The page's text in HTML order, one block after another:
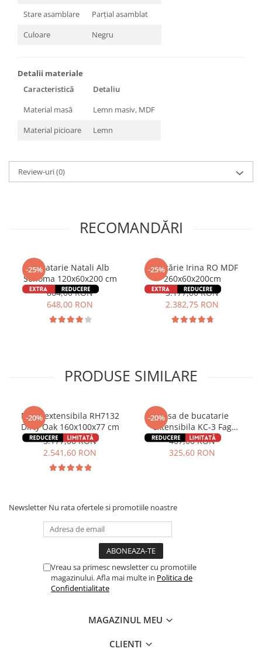
Stare asamblare
Parțial asamblat
Culoare
Negru
Detalii materiale
Caracteristică
Detaliu
Material masă
Lemn masiv, MDF
Material picioare
Lemn
Review-uri(0)
RECOMANDĂRI
-25%
Bucatarie Natali Alb
Sonoma 120x60x200 cm
864,00 RON
648,00 RON
-25%
Bucătărie Irina RO MDF
260x60x200cm
3.177,00 RON
2.382,75 RON
PRODUSE SIMILARE
-20%
Masa extensibila RH7132
Dirty Oak 160x100x77 cm
3.177,00 RON
2.541,60 RON
-20%Masa de bucatarie
extensibila KC-3 Fag
90x59x74 cm
407,00 RON
325,60 RON
Newsletter Nu rata ofertele si promotiile noastre
Vreau sa primesc newsletter cu promotiile
magazinului. Afla mai multe in Politica de
Confidentialitate
MAGAZINUL MEU
CLIENTI